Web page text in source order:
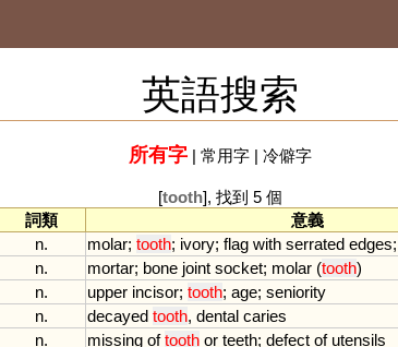
英語搜索
所有字| 常用字| 冷僻字
[tooth], 找到 5 個
詞類
意義
n. molar; tooth; ivory; flag with serrated edges;
n. mortar; bone joint socket; molar(tooth)
n. upper incisor; tooth; age; seniority
n. decayed tooth, dental caries
n. missing of tooth or teeth; defect of utensils